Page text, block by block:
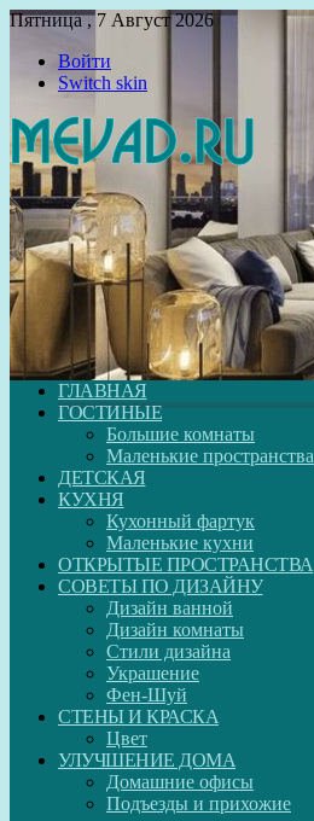
Пятница , 7 Август 2026
Войти
Switch skin
ГЛАВНАЯ
ГОСТИНЫЕ
Большие комнаты
Маленькие пространства
ДЕТСКАЯ
КУХНЯ
Кухонный фартук
Маленькие кухни
ОТКРЫТЫЕ ПРОСТРАНСТВА
СОВЕТЫ ПО ДИЗАЙНУ
Дизайн ванной
Дизайн комнаты
Стили дизайна
Украшение
Фен-Шуй
СТЕНЫ И КРАСКА
Цвет
УЛУЧШЕНИЕ ДОМА
Домашние офисы
Подъезды и прихожие